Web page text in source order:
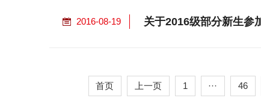
2016-08-19 关于2016级部分新生参
首页 上一页 1 ··· 46